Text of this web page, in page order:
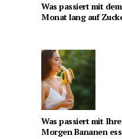
Was passiert mit
Monat lang auf
Was passiert mit
Morgen Bananen